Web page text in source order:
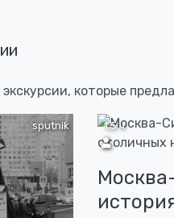
которые
sputnik 1,5 ч